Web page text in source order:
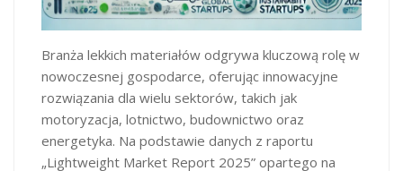
Branża lekkich materiałów odgrywa kluczową rolę w
nowoczesnej gospodarce, oferując innowacyjne
rozwiązania dla wielu sektorów, takich jak
motoryzacja, lotnictwo, budownictwo oraz
energetyka. Na podstawie danych z raportu
„Lightweight Market Report 2025” opartego na